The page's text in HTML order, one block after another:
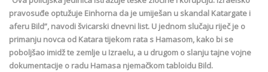
pravosuđe optužuje Einhorna da je umiješan u skandal Katargate i
aferu Bild”, navodi švicarski dnevni list. U jednom slučaju riječ je o
primanju novca od Katara tijekom rata s Hamasom, kako bi se
poboljšao imidž te zemlje u Izraelu, a u drugom o slanju tajne vojne
dokumentacije o radu Hamasa njemačkom tabloidu Bild.